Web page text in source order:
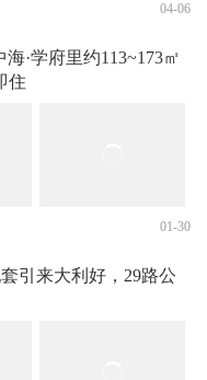
04-06
·学府里约113~173㎡
住
01-30
引来大利好，29路公